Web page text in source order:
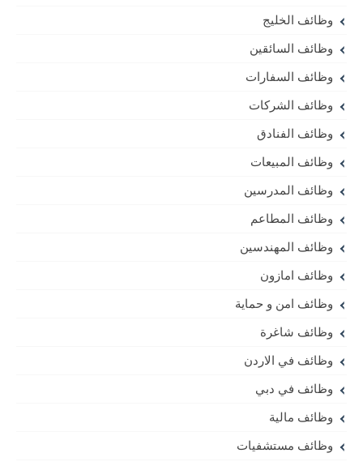
وظائف الخليج
وظائف السائقين
وظائف السفارات
وظائف الشركات
وظائف الفنادق
وظائف المبيعات
وظائف المدرسين
وظائف المطاعم
وظائف المهندسين
وظائف امازون
وظائف امن و حماية
وظائف شاغرة
وظائف في الاردن
وظائف في دبي
وظائف مالية
وظائف مستشفيات